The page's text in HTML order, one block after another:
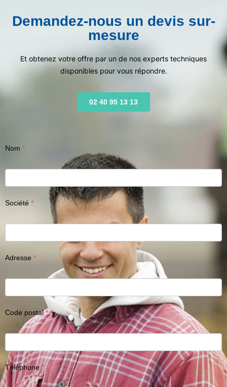
Demandez-nous un devis sur-
mesure
Et obtenez votre offre par un de nos experts techniques
disponibles pour vous répondre.
02 40 95 13 13
Nom
Société
Adresse
Code postal
Téléphone